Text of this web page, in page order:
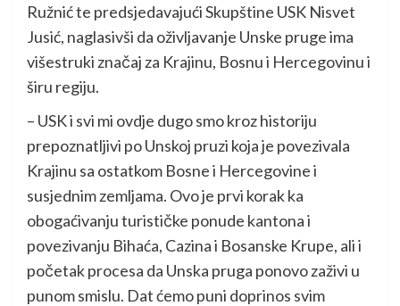
Ružnić te predsjedavajući Skupštine USK Nisvet
Jusić, naglasivši da oživljavanje Unske pruge ima
višestruki značaj za Krajinu, Bosnu i Hercegovinu i
širu regiju.
– USK i svi mi ovdje dugo smo kroz historiju
prepoznatljivi po Unskoj pruzi koja je povezivala
Krajinu sa ostatkom Bosne i Hercegovine i
susjednim zemljama. Ovo je prvi korak ka
obogaćivanju turističke ponude kantona i
povezivanju Bihaća, Cazina i Bosanske Krupe, ali i
početak procesa da Unska pruga ponovo zaživi u
punom smislu. Dat ćemo puni doprinos svim